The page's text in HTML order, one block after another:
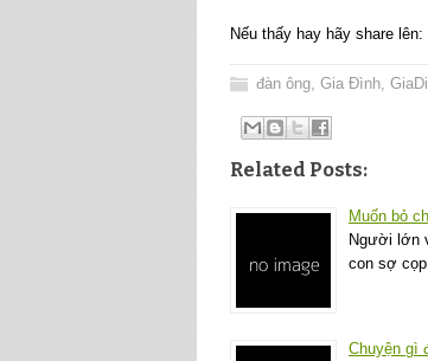
Nếu thấy hay hãy share lên:
đàn ông, Gia Đình,
Related Posts:
Muốn bỏ
Người lớn
con sợ
Chuyện gì